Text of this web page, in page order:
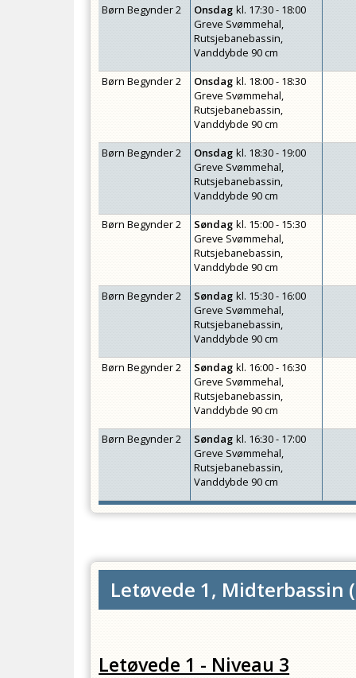
Børn Begynder 2
Onsdag kl. 17:30 - 18:00
Greve Svømmehal,
Rutsjebanebassin,
Vanddybde 90 cm
Børn Begynder 2
Onsdag kl. 18:00 - 18:30
Greve Svømmehal,
Rutsjebanebassin,
Vanddybde 90 cm
Børn Begynder 2
Onsdag kl. 18:30 - 19:00
Greve Svømmehal,
Rutsjebanebassin,
Vanddybde 90 cm
Børn Begynder 2
Søndag kl. 15:00 - 15:30
Greve Svømmehal,
Rutsjebanebassin,
Vanddybde 90 cm
Børn Begynder 2
Søndag kl. 15:30 - 16:00
Greve Svømmehal,
Rutsjebanebassin,
Vanddybde 90 cm
Børn Begynder 2
Søndag kl. 16:00 - 16:30
Greve Svømmehal,
Rutsjebanebassin,
Vanddybde 90 cm
Børn Begynder 2
Søndag kl. 16:30 - 17:00
Greve Svømmehal,
Rutsjebanebassin,
Vanddybde 90 cm
Letøvede 1, Midterbassin (
Letøvede 1 - Niveau 3